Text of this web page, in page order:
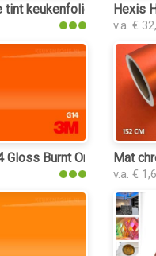
tint keukenfolie Hexis
v.a. €
Gloss Burnt OrangeMat
v.a. €